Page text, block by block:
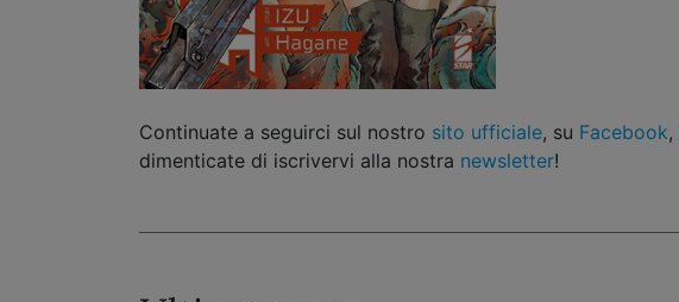
Continuate a seguirci sul nostro sito ufficiale, su Facebook,
dimenticate di iscrivervi alla nostra newsletter!